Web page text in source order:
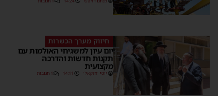
חיזוק מערך הכשרות
יום עיון למשגיחי האולמות עם
תקנות חדשות והדרכה
מקצועית
יוסי יחזקאלי 14:11 1 תגובות